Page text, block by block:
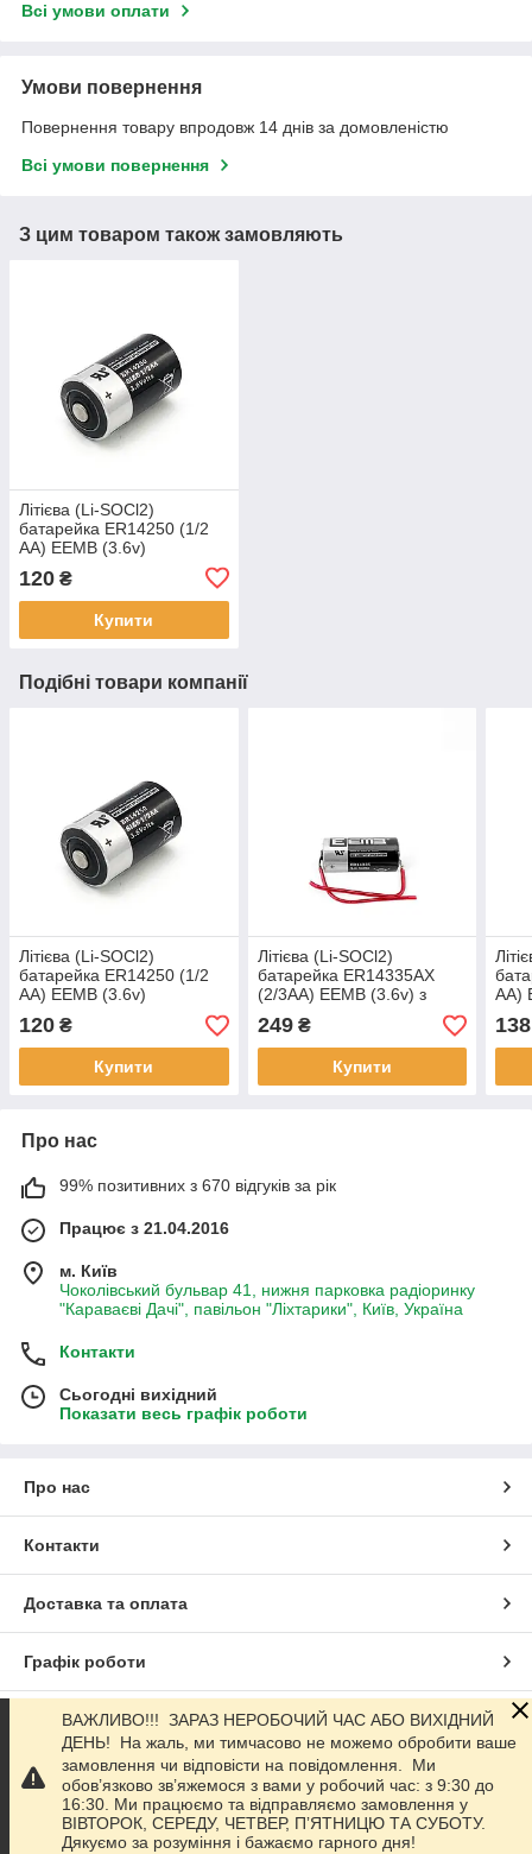
Всі умови оплати
Умови повернення
Повернення товару впродовж 14 днів за домовленістю
Всі умови повернення
З цим товаром також замовляють
Літієва (Li-SOCl2)
батарейка ER14250 (1/2
AA) EEMB (3.6v)
120 ₴
Купити
Подібні товари компанії
Літієва (Li-SOCl2)
батарейка ER14250 (1/2
AA) EEMB (3.6v)
120 ₴
Купити
Літієва (Li-SOCl2)
батарейка ER14335AX
(2/3AA) EEMB (3.6v) з
виводами Axial
249₴
Купити
AA)
138
Про нас
99% позитивних з 670 відгуків за рік
Працює з 21.04.2016
м. Київ
Чоколівський бульвар 41, нижня парковка радіоринку
"Караваєві Дачі", павільон "Ліхтарики", Київ, Україна
Контакти
Сьогодні вихідний
Показати весь графік роботи
Про нас
Контакти
Доставка та оплата
Графік роботи
Повна версія сайту
Сайт створено на маркетплейсіProm.ua
Політика конфіденційності
ВАЖЛИВО!!! ЗАРАЗ НЕРОБОЧИЙ ЧАС АБО ВИХІДНИЙ
ДЕНЬ! На жаль, ми тимчасово не можемо обробити ваше
замовлення чи відповісти на повідомлення. Ми
обов’язково зв’яжемося з вами у робочий час: з 9:30 до
16:30. Ми працюємо та відправляємо замовлення у
ВІВТОРОК, СЕРЕДУ, ЧЕТВЕР, ПʼЯТНИЦЮ ТА СУБОТУ.
Дякуємо за розуміння і бажаємо гарного дня!